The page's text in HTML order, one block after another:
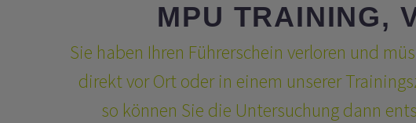
MPU TRAINING,
Sie haben Ihren Führerschein verloren und
direkt vor Ort oder in einem unserer
so können Sie die Untersuchung dann